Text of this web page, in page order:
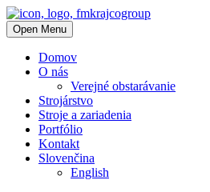
Open Menu
Domov
O nás
Verejné obstarávanie
Strojárstvo
Stroje a zariadenia
Portfólio
Kontakt
Slovenčina
English